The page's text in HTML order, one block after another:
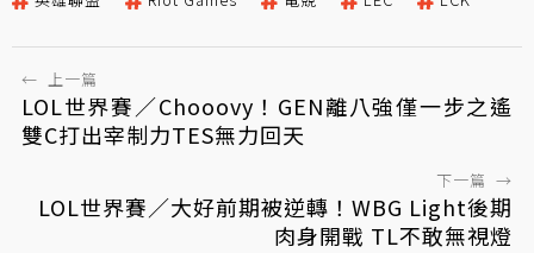
← 上一篇
LOL世界賽／Chooovy！GEN離八強僅一步之遙
雙C打出宰制力TES無力回天
下一篇 →
LOL世界賽／大好前期被逆轉！WBG Light後期
肉身開戰 TL不敢無視燈